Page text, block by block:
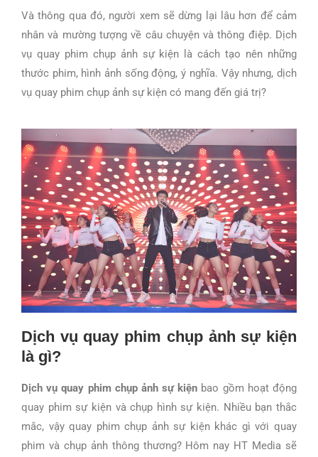
Và thông qua đó, người xem sẽ dừng lại lâu hơn để cảm
nhân và mường tượng về câu chuyện và thông điệp. Dịch
vụ quay phim chụp ảnh sự kiện là cách tạo nên những
thước phim, hình ảnh sống động, ý nghĩa. Vậy nhưng, dịch
vụ quay phim chụp ảnh sự kiện có mang đến giá trị?
Dịch vụ quay phim chụp ảnh sự kiện
là gì?
Dịch vụ quay phim chụp ảnh sự kiện bao gồm hoạt động
quay phim sự kiện và chụp hình sự kiện. Nhiều bạn thắc
mắc, vậy quay phim chụp ảnh sự kiện khác gì với quay
phim và chụp ảnh thông thương? Hôm nay HT Media sẽ